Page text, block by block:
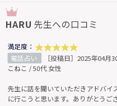
HARU 先生への口コミ
満足度：
電話占い
［投稿日］2025年04月
こねこ / 50代 女性
先生に話を聞いていただきアドバイ
に行こうと思います。ありがとうご